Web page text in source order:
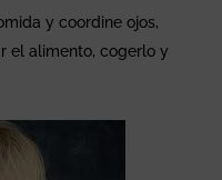
y coordine ojos,
el alimento, cogerlo y